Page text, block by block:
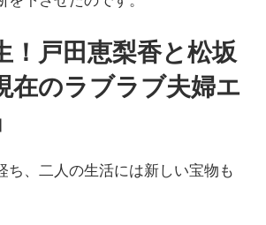
！戸田恵梨香と松坂
在のラブラブ夫婦エ
ち、二人の生活には新しい宝物も